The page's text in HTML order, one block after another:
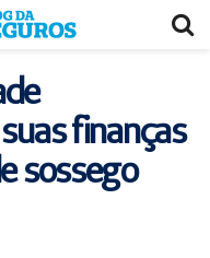
finanças
sossego